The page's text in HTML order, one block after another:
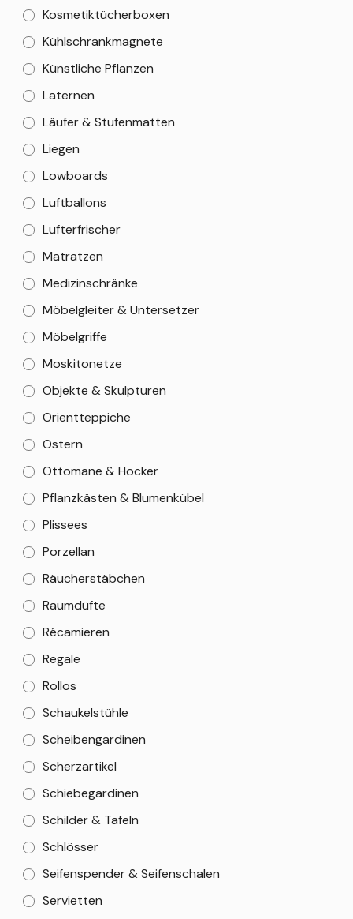
Kosmetiktücherboxen
Kühlschrankmagnete
Künstliche Pflanzen
Laternen
Läufer & Stufenmatten
Liegen
Lowboards
Luftballons
Lufterfrischer
Matratzen
Medizinschränke
Möbelgleiter & Untersetzer
Möbelgriffe
Moskitonetze
Objekte & Skulpturen
Orientteppiche
Ostern
Ottomane & Hocker
Pflanzkästen & Blumenkübel
Plissees
Porzellan
Räucherstäbchen
Raumdüfte
Récamieren
Regale
Rollos
Schaukelstühle
Scheibengardinen
Scherzartikel
Schiebegardinen
Schilder & Tafeln
Schlösser
Seifenspender & Seifenschalen
Servietten